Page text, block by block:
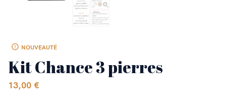
NOUVEAUTÉ
Kit Chance 3 pierres
13,00 €